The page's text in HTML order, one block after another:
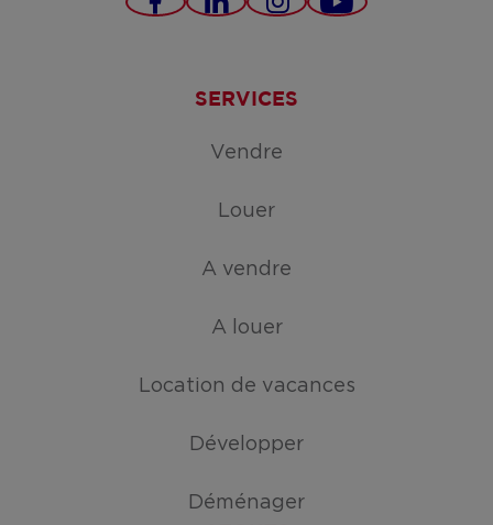
Facebook
LinkedInInstagramYouTube
SERVICES
Vendre
Louer
A vendre
A louer
Location de vacances
Développer
Déménager